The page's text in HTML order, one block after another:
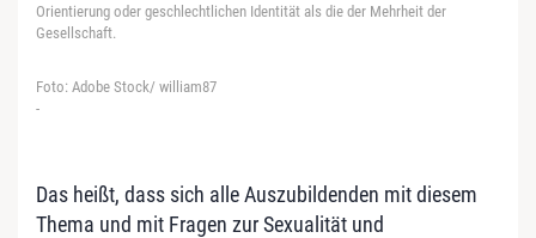
Orientierung oder geschlechtlichen Identität als die der Mehrheit der
Gesellschaft.
Foto: Adobe Stock/ william87
-
Das heißt, dass sich alle Auszubildenden mit diesem
Thema und mit Fragen zur Sexualität und